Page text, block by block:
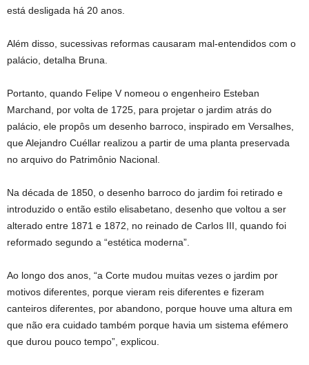
está desligada há 20 anos.
Além disso, sucessivas reformas causaram mal-entendidos com o
palácio, detalha Bruna.
Portanto, quando Felipe V nomeou o engenheiro Esteban
Marchand, por volta de 1725, para projetar o jardim atrás do
palácio, ele propôs um desenho barroco, inspirado em Versalhes,
que Alejandro Cuéllar realizou a partir de uma planta preservada
no arquivo do Patrimônio Nacional.
Na década de 1850, o desenho barroco do jardim foi retirado e
introduzido o então estilo elisabetano, desenho que voltou a ser
alterado entre 1871 e 1872, no reinado de Carlos III, quando foi
reformado segundo a “estética moderna”.
Ao longo dos anos, “a Corte mudou muitas vezes o jardim por
motivos diferentes, porque vieram reis diferentes e fizeram
canteiros diferentes, por abandono, porque houve uma altura em
que não era cuidado também porque havia um sistema efémero
que durou pouco tempo”, explicou.